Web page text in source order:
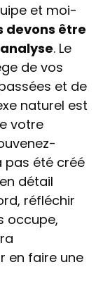
et moi-
devons être
. Le
de vos
et de
naturel est
votre
pas été créé
détail
réfléchir
occupe,
en faire une